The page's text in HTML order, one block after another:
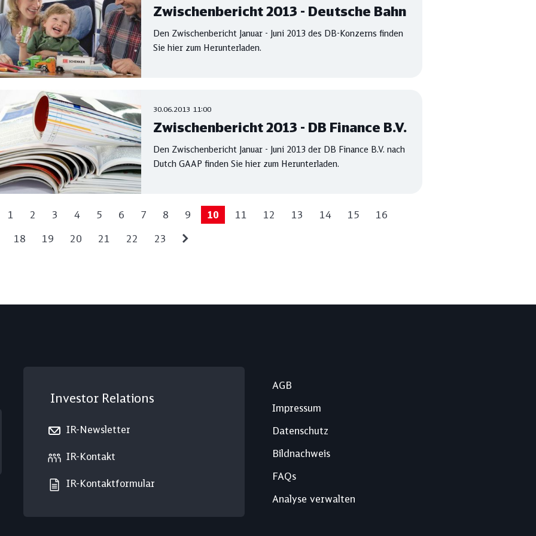
Zwischenbericht 2013 - Deutsche Bahn
Den Zwischenbericht Januar - Juni 2013 des DB-Konzerns finden
Sie hier zum Herunterladen.
30.06.2013 11:00
Zwischenbericht 2013 - DB Finance B.V.
Den Zwischenbericht Januar - Juni 2013 der DB Finance B.V. nach
Dutch GAAP finden Sie hier zum Herunterladen.
1 2 3 4 5 6 7 8 9 10 11 12 13 14 15
16
18
19 20 21 22 23
Investor Relations
IR-Newsletter
IR-Kontakt
IR-Kontaktformular
AGB
Impressum
Datenschutz
Bildnachweis
FAQs
Analyse verwalten